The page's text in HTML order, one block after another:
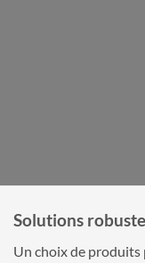
Solutions
Un choix de